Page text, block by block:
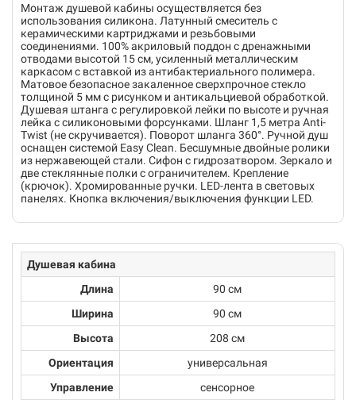
Монтаж душевой кабины осуществляется без
использования силикона. Латунный смеситель с
керамическими картриджами и резьбовыми
соединениями. 100% акриловый поддон с дренажными
отводами высотой 15 см, усиленный металлическим
каркасом с вставкой из антибактериального полимера.
Матовое безопасное закаленное сверхпрочное стекло
толщиной 5 мм с рисунком и антикальциевой обработкой.
Душевая штанга с регулировкой лейки по высоте и ручная
лейка с силиконовыми форсунками. Шланг 1,5 метра Anti-
Twist (не скручивается). Поворот шланга 360°. Ручной душ
оснащен системой Easy Clean. Бесшумные двойные ролики
из нержавеющей стали. Сифон с гидрозатвором. Зеркало и
две стеклянные полки с ограничителем. Крепление
(крючок). Хромированные ручки. LED-лента в световых
панелях. Кнопка включения/выключения функции LED.
Душевая кабина
Длина
90 см
Ширина
90 см
Высота
208 см
Ориентация
универсальная
Управление
сенсорное